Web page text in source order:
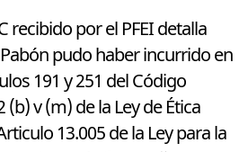
recibido por el PFEI detalla
pudo haber incurrido en
191 y 251 del Código
(b) v (m) de la Ley de Ética
13.005 de la Ley para la